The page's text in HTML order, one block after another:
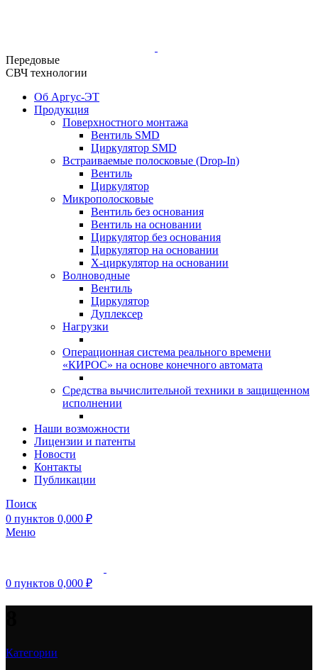
Передовые
СВЧ технологии
Об Аргус-ЭТ
Продукция
Поверхностного монтажа
Вентиль SMD
Циркулятор SMD
Встраиваемые полосковые (Drop-In)
Вентиль
Циркулятор
Микрополосковые
Вентиль без основания
Вентиль на основании
Циркулятор без основания
Циркулятор на основании
Х-циркулятор на основании
Волноводные
Вентиль
Циркулятор
Дуплексер
Нагрузки
Операционная система реального времени
«КИРОС» на основе конечного автомата
Средства вычислительной техники в защищенном
исполнении
Наши возможности
Лицензии и патенты
Новости
Контакты
Публикации
Поиск
0 пунктов 0,000 ₽
Меню
0 пунктов 0,000 ₽
Категории